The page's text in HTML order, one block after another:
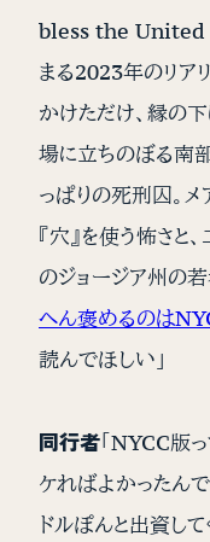
bless the United
まる2023年のリア
かけただけ、縁の
場に立ちのぼる南
っぱりの死刑囚。
『穴』を使う怖さ
のジョージア州の若
へん褒めるのは
読んでほしい」
同行者「NYCC版
ケればよかったん
ドルぽんと出資し